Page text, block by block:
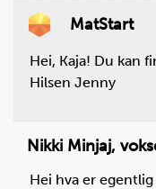
Steg1
Skyll paprika. Rens
kan velge å bruke
bruke en farge.
Du trenger
MatStart
Hei, Kaja! Du kan
Hilsen Jenny
Nikki Minjaj,
Hei hva er